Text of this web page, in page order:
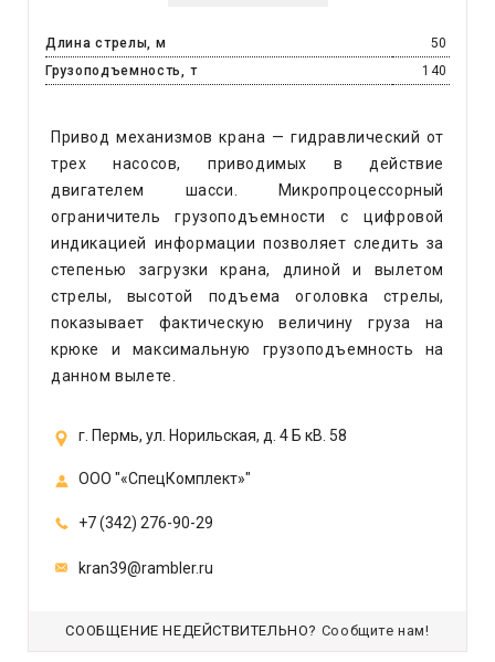
Длина стрелы, м
50
Грузоподъемность, т
140
Привод механизмов крана — гидравлический от
трех насосов, приводимых в действие
двигателем шасси. Микропроцессорный
ограничитель грузоподъемности с цифровой
индикацией информации позволяет следить за
степенью загрузки крана, длиной и вылетом
стрелы, высотой подъема оголовка стрелы,
показывает фактическую величину груза на
крюке и максимальную грузоподъемность на
данном вылете.
г. Пермь, ул. Норильская, д. 4 Б кВ. 58
ООО "«СпецКомплект»"
+7 (342) 276-90-29
kran39@rambler.ru
СООБЩЕНИЕ НЕДЕЙСТВИТЕЛЬНО? Сообщите нам!